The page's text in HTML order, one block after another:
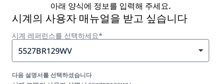
아래 양식에 정보를 입력해 주세요.
시계의 사용자 매뉴얼을 받고 싶습니다
시계 레퍼런스를 선택하세요*
5527BR129WV
다음 설명서를 선택하셨습니다